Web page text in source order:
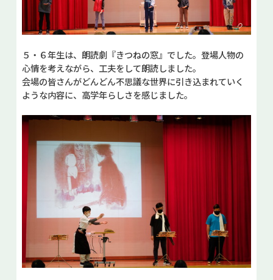
５・６年生は、朗読劇『きつねの窓』でした。登場人物の
心情を考えながら、工夫をして朗読しました。
会場の皆さんがどんどん不思議な世界に引き込まれていく
ような内容に、高学年らしさを感じました。